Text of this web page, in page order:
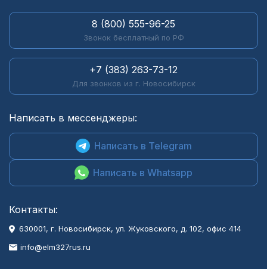
8 (800) 555-96-25
Звонок бесплатный по РФ
+7 (383) 263-73-12
Для звонков из г. Новосибирск
Написать в мессенджеры:
Написать в Telegram
Написать в Whatsapp
Контакты:
630001, г. Новосибирск, ул. Жуковского, д. 102, офис 414
info@elm327rus.ru